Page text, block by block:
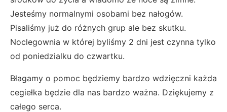
Jesteśmy normalnymi osobami bez nałogów.
Pisaliśmy już do różnych grup ale bez skutku.
Noclegownia w której byliśmy 2 dni jest czynna tylko
od poniedzialku do czwartku.
Błagamy o pomoc będziemy bardzo wdzięczni każda
cegiełka będzie dla nas bardzo ważna. Dziękujemy z
całego serca.